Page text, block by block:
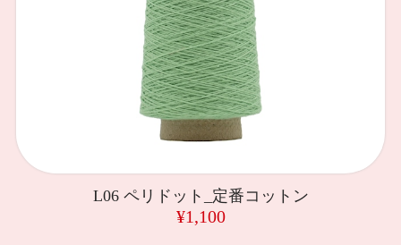
L06 ペリドット_定番コットン
¥1,100